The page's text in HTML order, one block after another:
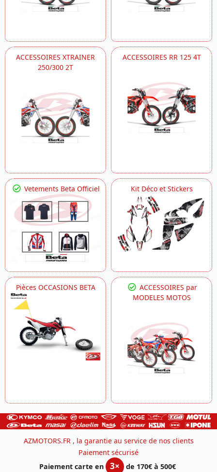
ACCESSOIRES XTRAINER
250/300 2T
ACCESSOIRES RR 125 4T
Vetements Beta Officiel Kit Déco et Stickers
Pièces OCCASIONS BETA
ACCESSOIRES par
MODELES MOTOS
AZMOTORS.FR , la garantie au service de nos clients
Paiement sécurisé
Paiement carte en
3×
de 170€ à 500€